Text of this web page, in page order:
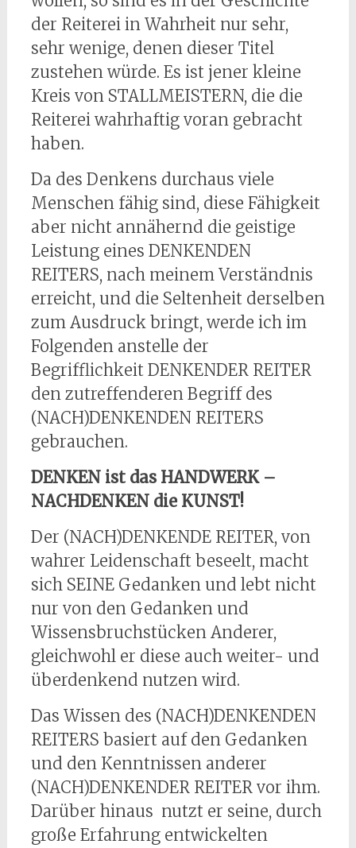
der Reiterei in Wahrheit nur sehr,
sehr wenige, denen dieser Titel
zustehen würde. Es ist jener kleine
Kreis von STALLMEISTERN, die die
Reiterei wahrhaftig voran gebracht
haben.
Da des Denkens durchaus viele
Menschen fähig sind, diese Fähigkeit
aber nicht annähernd die geistige
Leistung eines DENKENDEN
REITERS, nach meinem Verständnis
erreicht, und die Seltenheit derselben
zum Ausdruck bringt, werde ich im
Folgenden anstelle der
Begrifflichkeit DENKENDER REITER
den zutreffenderen Begriff des
(NACH)DENKENDEN REITERS
gebrauchen.
DENKEN ist das HANDWERK –
NACHDENKEN die KUNST!
Der (NACH)DENKENDE REITER, von
wahrer Leidenschaft beseelt, macht
sich SEINE Gedanken und lebt nicht
nur von den Gedanken und
Wissensbruchstücken Anderer,
gleichwohl er diese auch weiter- und
überdenkend nutzen wird.
Das Wissen des (NACH)DENKENDEN
REITERS basiert auf den Gedanken
und den Kenntnissen anderer
(NACH)DENKENDER REITER vor ihm.
Darüber hinaus nutzt er seine, durch
große Erfahrung entwickelten